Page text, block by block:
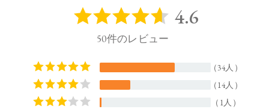
リン酸亜鉛、オプンチアフィクスインジカ種子油、ヒマワリ
アオイ花エキス、アカツメクサ花エキス、ハマナス花エキ
ンダー油、ベルガモット果皮油、ニオイテンジクアオイ油、
アオモジ果実油、イランイラン花油、トコフェロール、セス
キイソステアリン酸ソルビタン、ペンタイソステアリン酸ポ